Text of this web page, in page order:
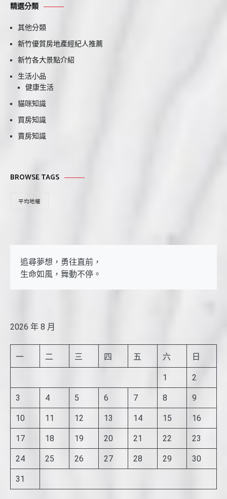
精選分類
其他分類
新竹優質房地產經紀人推薦
新竹各大景點介紹
生活小品
健康生活
貓咪知識
買房知識
賣房知識
BROWSE TAGS
平均地權
追尋夢想，勇往直前，
生命如風，舞動不停。
2026 年 8 月
一 二 三 四 五 六 日
1 2
3 4 5 6 7 8 9
10 11 12 13 14 15 16
17 18 19 20 21 22 23
24 25 26 27 28 29 30
31